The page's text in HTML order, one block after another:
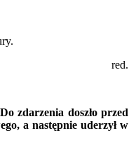
red.
zdarzenia doszło przed
a następnie uderzył w